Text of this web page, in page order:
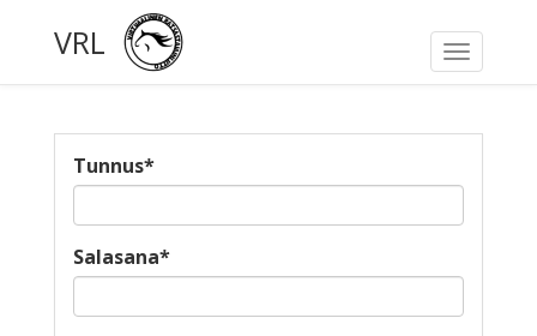
Toggle
VRL
Tunnus*
Salasana*